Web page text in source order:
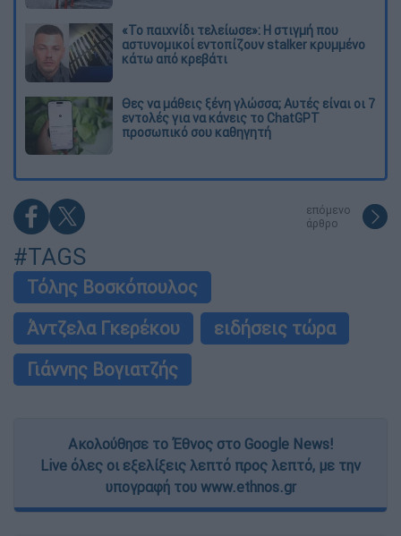
«Το παιχνίδι τελείωσε»: Η στιγμή που
αστυνομικοί εντοπίζουν stalker κρυμμένο
κάτω από κρεβάτι
Θες να μάθεις ξένη γλώσσα; Αυτές είναι οι 7
εντολές για να κάνεις το ChatGPT
προσωπικό σου καθηγητή
επόμενο
άρθρο
#TAGS
Τόλης Βοσκόπουλος
Άντζελα Γκερέκου
ειδήσεις τώρα
Γιάννης Βογιατζής
Ακολούθησε το Έθνος στο Google News!
Live όλες οι εξελίξεις λεπτό προς λεπτό, με την
υπογραφή του www.ethnos.gr